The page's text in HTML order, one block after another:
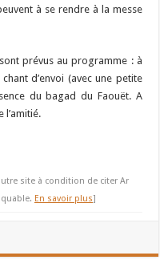
à se rendre à la messe
prévus au programme : à
d’envoi (avec une petite
du bagad du Faouët. A
l’amitié.
site à condition de citer Ar
En savoir plus]